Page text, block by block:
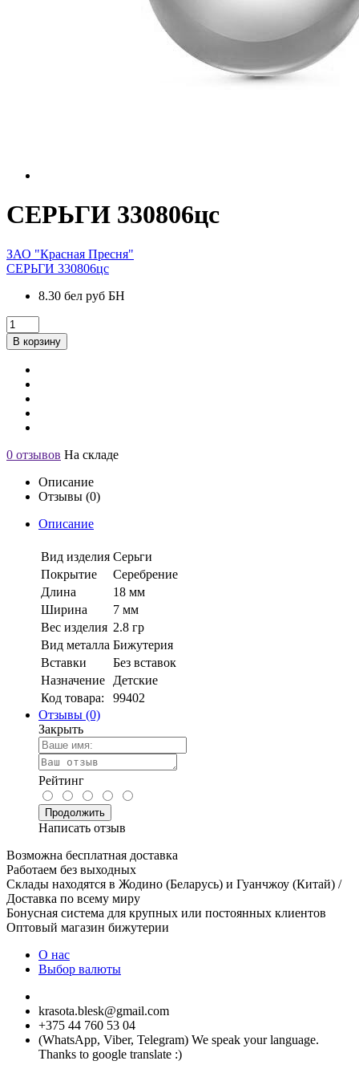
СЕРЬГИ 330806цс
ЗАО "Красная Пресня"
СЕРЬГИ 330806цс
8.30 бел руб БН
В корзину
0 отзывов На складе
Описание
Отзывы (0)
Описание
Вид изделия Серьги
Покрытие
Серебрение
Длина
18 мм
Ширина
7 мм
Вес изделия 2.8 гр
Вид металла Бижутерия
Вставки
Без вставок
Назначение
Детские
Код товара:
99402
Отзывы (0)
Закрыть
Рейтинг
Продолжить
Написать отзыв
Возможна бесплатная доставка
Работаем без выходных
Склады находятся в Жодино (Беларусь) и Гуанчжоу (Китай) /
Доставка по всему миру
Бонусная система для крупных или постоянных клиентов
Оптовый магазин бижутерии
О нас
Выбор валюты
krasota.blesk@gmail.com
+375 44 760 53 04
(WhatsApp, Viber, Telegram) We speak your language.
Thanks to google translate :)